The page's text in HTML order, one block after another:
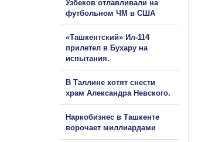
Узбеков отлавливали на
футбольном ЧМ в США
«Ташкентский» Ил-114
прилетел в Бухару на
испытания.
В Таллине хотят снести
храм Александра Невского.
Наркобизнес в Ташкенте
ворочает миллиардами